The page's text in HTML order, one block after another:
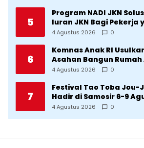
5
Program NADI JKN
Iuran JKN Bagi Pekerja
Penghasilannya Tidak
4 Agustus 2026 0
6
Komnas Anak RI
Asahan Bangun
Korban Kekerasan
4 Agustus 2026 0
7
Festival Tao Toba Jou-
Hadir di Samosir 6-9
Datang Saksikan
4 Agustus 2026 0